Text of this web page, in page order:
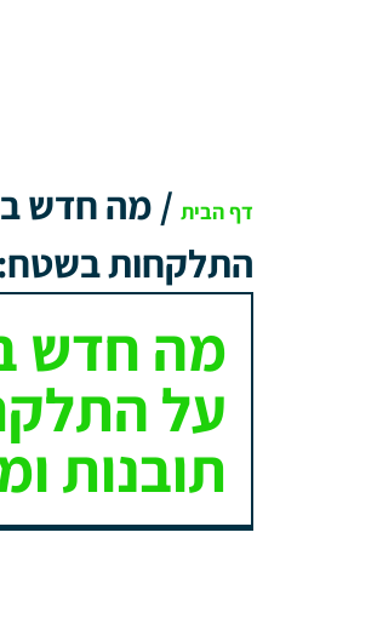
דף הבית /מה חדש
התלקחות בשטח:
מה חדש
על
תובנות